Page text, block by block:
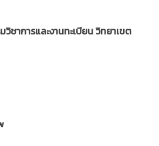
วิชาการและงานทะเบียน วิทยาเขต